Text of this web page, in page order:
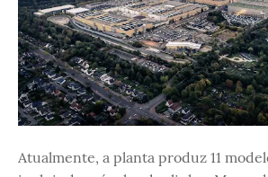
Atualmente, a planta produz 11